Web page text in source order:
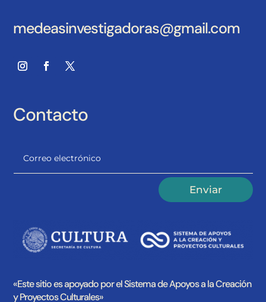
medeasinvestigadoras@gmail.com
Contacto
Enviar
«Este sitio es apoyado por el Sistema de Apoyos a la Creación
y Proyectos Culturales»